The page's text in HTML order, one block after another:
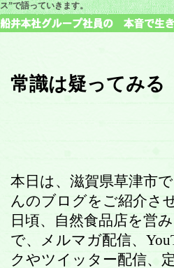
ス”で語っていきます。
常識は疑ってみる
本日は、滋賀県草津市
んのブログをご紹介さ
日頃、自然食品店を営
で、メルマガ配信、
クやツイッター配信、